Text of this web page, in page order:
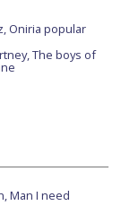
Oniria popular
The boys of
Man I need